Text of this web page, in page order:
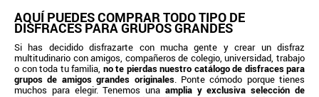
AQUÍ PUEDES COMPRAR TODO TIPO DE
DISFRACES PARA GRUPOS GRANDES
Si has decidido disfrazarte con mucha gente y crear un disfraz
multitudinario con amigos, compañeros de colegio, universidad, trabajo
o con toda tu familia, no te pierdas nuestro catálogo de disfraces para
grupos de amigos grandes originales. Ponte cómodo porque tienes
muchos para elegir. Tenemos una amplia y exclusiva selección de